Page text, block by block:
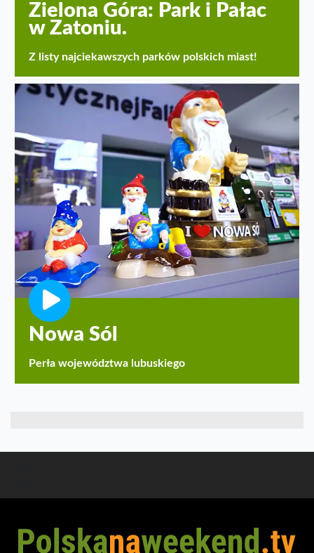
Zielona Góra: Park i Pałac
w Zatoniu.
Z listy najciekawszych parków polskich miast!
Nowa Sól
Perła województwa lubuskiego